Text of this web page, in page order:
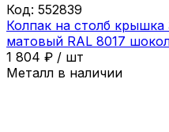
Код: 552839
Колпак на столб
матовый RAL 8017
1 804 ₽ / шт
Металл в наличии